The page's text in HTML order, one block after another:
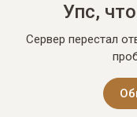
Упс,
Сервер перестал